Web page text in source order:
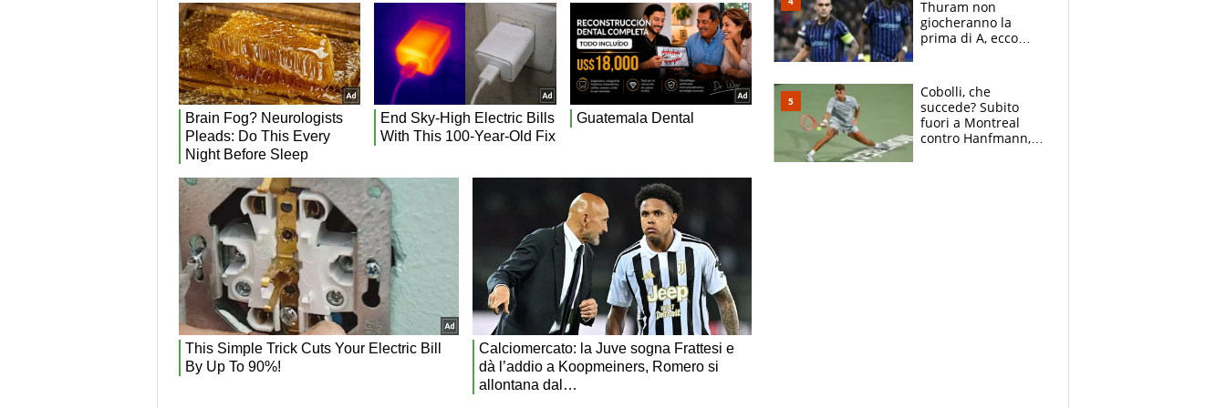
Thuram non
giocheranno la
prima di A, ecco
Esposito ma la
garanzia è Stankovic
Cobolli, che
succede? Subito
fuori a Montreal
contro Hanfmann,